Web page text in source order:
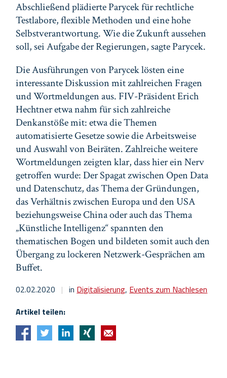
Abschließend plädierte Parycek für rechtliche
Testlabore, flexible Methoden und eine hohe
Selbstverantwortung. Wie die Zukunft aussehen
soll, sei Aufgabe der Regierungen, sagte Parycek.
Die Ausführungen von Parycek lösten eine
interessante Diskussion mit zahlreichen Fragen
und Wortmeldungen aus. FIV-Präsident Erich
Hechtner etwa nahm für sich zahlreiche
Denkanstöße mit: etwa die Themen
automatisierte Gesetze sowie die Arbeitsweise
und Auswahl von Beiräten. Zahlreiche weitere
Wortmeldungen zeigten klar, dass hier ein Nerv
getroffen wurde: Der Spagat zwischen Open Data
und Datenschutz, das Thema der Gründungen,
das Verhältnis zwischen Europa und den USA
beziehungsweise China oder auch das Thema
„Künstliche Intelligenz“ spannten den
thematischen Bogen und bildeten somit auch den
Übergang zu lockeren Netzwerk-Gesprächen am
Buffet.
02.02.2020 | in Digitalisierung, Events zum Nachlesen
Artikel teilen: